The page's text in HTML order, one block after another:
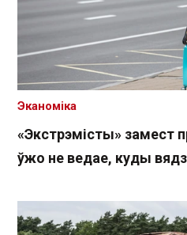
«Экстрэмісты» замест
ўжо не ведае, куды
Эканоміка